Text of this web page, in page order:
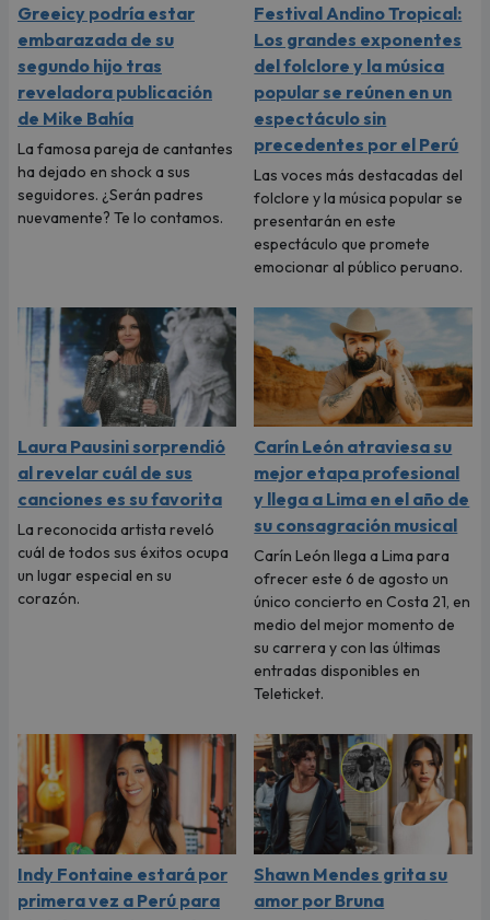
Greeicy podría estar
embarazada de su
segundo hijo tras
reveladora publicación
de Mike Bahía
La famosa pareja de cantantes
ha dejado en shock a sus
seguidores. ¿Serán padres
nuevamente? Te lo contamos.
Festival Andino Tropical:
Los grandes exponentes
del folclore y la música
popular se reúnen en un
espectáculo sin
precedentes por el Perú
Las voces más destacadas del
folclore y la música popular se
presentarán en este
espectáculo que promete
emocionar al público peruano.
Laura Pausini sorprendió
al revelar cuál de sus
canciones es su favorita
La reconocida artista reveló
cuál de todos sus éxitos ocupa
un lugar especial en su
corazón.
Carín León atraviesa su
mejor etapa profesional
y llega a Lima en el año de
su consagración musical
Carín León llega a Lima para
ofrecer este 6 de agosto un
único concierto en Costa 21, en
medio del mejor momento de
su carrera y con las últimas
entradas disponibles en
Teleticket.
Indy Fontaine estará por
primera vez a Perú para
Shawn Mendes grita su
amor por Bruna